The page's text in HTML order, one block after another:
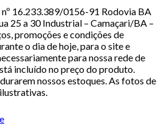
nº 16.233.389/0156-91 Rodovia BA
25 a 30 Industrial – Camaçari/BA –
promoções e condições de
o dia de hoje, para o site e
para nossa rede de
incluído no preço do produto.
nossos estoques. As fotos de